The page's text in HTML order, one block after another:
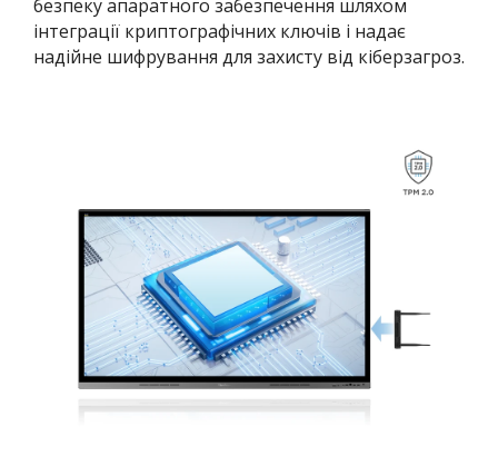
безпеку апаратного забезпечення шляхом
інтеграції криптографічних ключів і надає
надійне шифрування для захисту від кіберзагроз.